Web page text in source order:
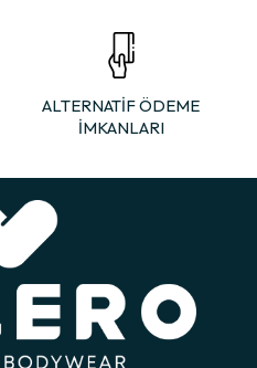
ALTERNATİF ÖDEME
İMKANLARI